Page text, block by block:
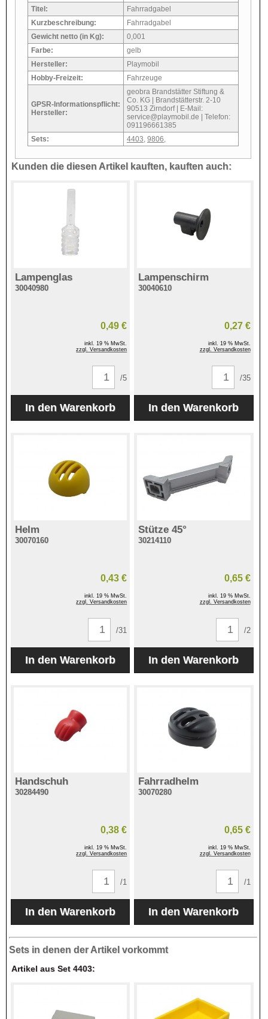
Titel:
Fahrradgabel
Kurzbeschreibung:
Fahrradgabel
Gewicht netto (in Kg):
0,001
Farbe:
gelb
Hersteller:
Playmobil
Hobby-Freizeit:
Fahrzeuge
GPSR-Informationspflicht:
Hersteller:
geobra Brandstätter Stiftung &
Co. KG | Brandstätterstr. 2-10
90513 Zirndorf | E-Mail:
service@playmobil.de | Telefon:
091196661385
Sets:
4403 9806
Kunden die diesen Artikel kauften, kauften auch:
Lampenglas
30040980
0,49 €
inkl. 19 % MwSt.
zzgl. Versandkosten
/5
Lampenschirm
30040610
0,27 €
inkl. 19 % MwSt.
zzgl. Versandkosten
/35
Helm
30070160
0,43 €
inkl. 19 % MwSt.
zzgl. Versandkosten
/31
Stütze 45°
30214110
0,65 €
inkl. 19 % MwSt.
zzgl. Versandkosten
/2
Handschuh
30284490
0,38 €
inkl. 19 % MwSt.
zzgl. Versandkosten
/1
Fahrradhelm
30070280
0,65 €
inkl. 19 % MwSt.
zzgl. Versandkosten
/1
Sets in denen der Artikel vorkommt
Artikel aus Set 4403: